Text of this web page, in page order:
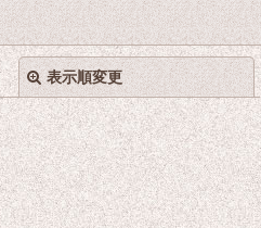
表示順変更 閉じる